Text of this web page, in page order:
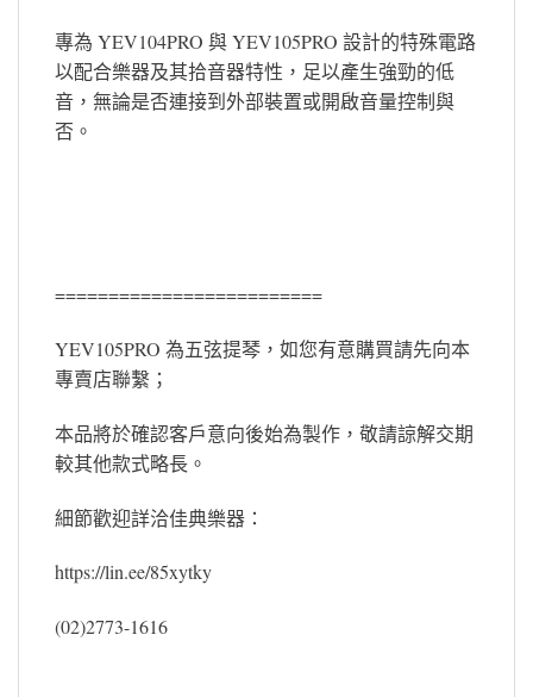
專為 YEV104PRO 與 YEV105PRO 設計的特殊電路
以配合樂器及其拾音器特性，足以產生強勁的低
音，無論是否連接到外部裝置或開啟音量控制與
否。
=========================
YEV105PRO 為五弦提琴，如您有意購買請先向本
專賣店聯繫；
本品將於確認客戶意向後始為製作，敬請諒解交期
較其他款式略長。
細節歡迎詳洽佳典樂器：
https://lin.ee/85xytky
(02)2773-1616